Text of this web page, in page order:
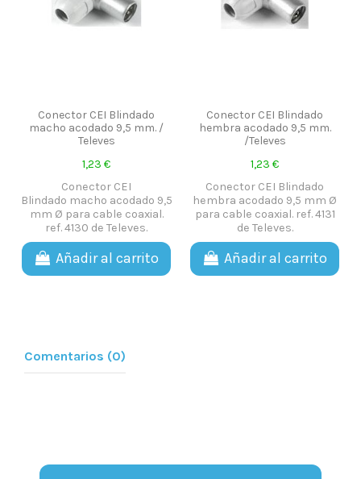
Conector CEI Blindado
macho acodado 9,5 mm. /
Televes
1,23 €
Conector CEI
Blindado macho acodado 9,5
mm Ø para cable coaxial.
ref. 4130 de Televes.
Añadir al carrito
Conector CEI Blindado
hembra acodado 9,5 mm.
/Televes
1,23 €
Conector CEI Blindado
hembra acodado 9,5 mm Ø
para cable coaxial. ref. 4131
de Televes.
Añadir al carrito
Comentarios (0)